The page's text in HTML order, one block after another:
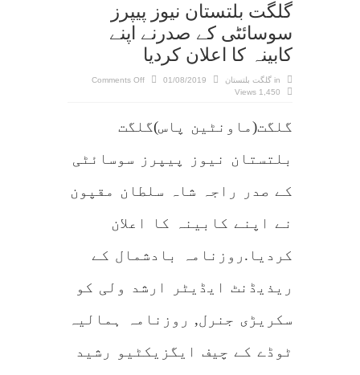
گلگت بلتستان نیوز پیپرز
سوسائٹی کے صدرنے اپنے
کابینہ کا اعلان کردیا
in گلگت بلتستان 01/08/2019
Comments Off
on
کابینہ
1,450 Views
گلگت(ماونٹین پاس)گلگت
بلتستان نیوز پیپرز سوسائٹی
کے صدر راجہ شاہ سلطان مقپون
نے اپنے کابینہ کا اعلان
کردیا.روزنامہ بادشمال کے
ریذیڈنٹ ایڈیٹر ارشد ولی کو
سکریڑی جنرل, روزنامہ ہمالیہ
ٹوڈے کے چیف ایگزیکٹیو رشید